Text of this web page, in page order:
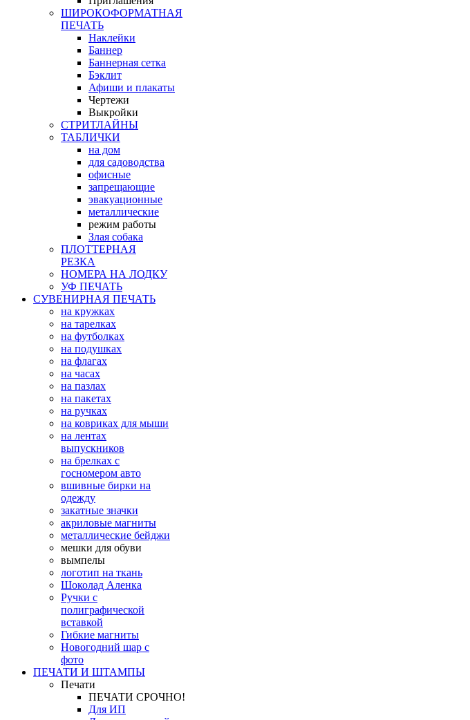
ШИРОКОФОРМАТНАЯ
ПЕЧАТЬ
Наклейки
Баннер
Баннерная сетка
Бэклит
Афиши и плакаты
Чертежи
Выкройки
СТРИТЛАЙНЫ
ТАБЛИЧКИ
на дом
для садоводства
офисные
запрещающие
эвакуационные
металлические
режим работы
Злая собака
ПЛОТТЕРНАЯ
РЕЗКА
НОМЕРА НА ЛОДКУ
УФ ПЕЧАТЬ
СУВЕНИРНАЯ ПЕЧАТЬ
на кружках
на тарелках
на футболках
на подушках
на флагах
на часах
на пазлах
на пакетах
на ручках
на ковриках для мыши
на лентах
выпускников
на брелках с
госномером авто
вшивные бирки на
одежду
закатные значки
акриловые магниты
металлические бейджи
мешки для обуви
вымпелы
логотип на ткань
Шоколад Аленка
Ручки с
полиграфической
вставкой
Гибкие магниты
Новогодний шар с
фото
ПЕЧАТИ И ШТАМПЫ
Печати
ПЕЧАТИ СРОЧНО!
Для ИП